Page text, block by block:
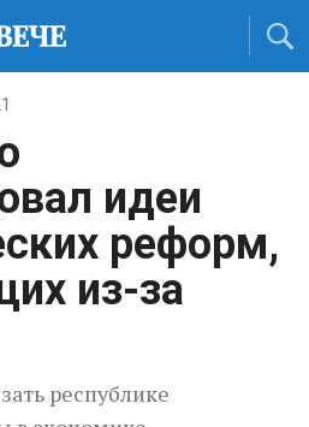
идеи
реформ,
из-за
республике